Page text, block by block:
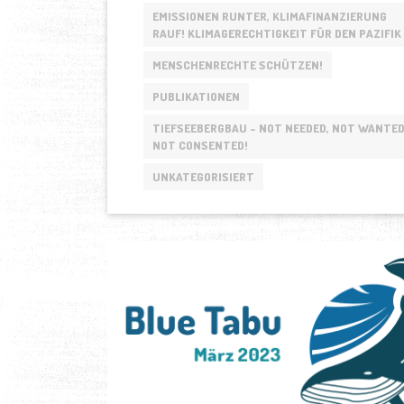
DES
UN-
UND
EINER
MEERESPOLITIK
AUCH
IN
EMISSIONEN RUNTER, KLIMAFINANZIERUNG
RAUF! KLIMAGERECHTIGKEIT FÜR DEN PAZIFIK
MENSCHENRECHTE SCHÜTZEN!
PUBLIKATIONEN
TIEFSEEBERGBAU - NOT NEEDED, NOT
NOT CONSENTED!
UNKATEGORISIERT